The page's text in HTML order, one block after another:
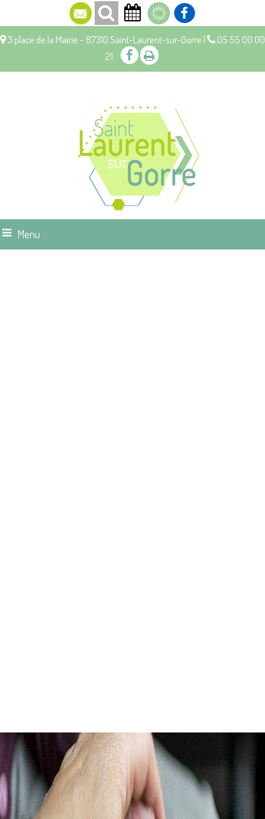
3 place de la Mairie - 87310 Saint-Laurent-sur-Gorre |
05 55 00 00
21
Menu